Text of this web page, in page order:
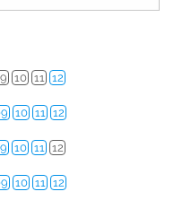
10 11 12
10 11 12
10 11 12
10 11 12